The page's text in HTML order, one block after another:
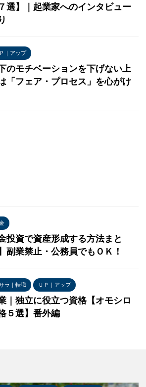
選】｜起業家へのインタビュー
｜アップ
のモチベーションを下げない上
「フェア・プロセス」を心がけ
金投資で資産形成する方法まと
副業禁止・公務員でもＯＫ！
ラ｜転職 ＵＰ｜アップ
｜独立に役立つ資格【オモシロ
５選】番外編